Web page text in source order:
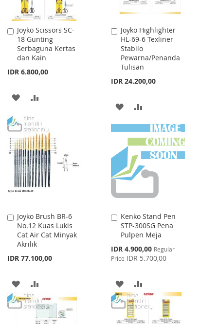
Joyko Scissors SC-
18 Gunting
Serbaguna Kertas
dan Kain
IDR 6.800,00
Add
to
Cart
ADD
WISH
LIST
COMPARE
Joyko Highlighter
HL-69-6 Texliner
Stabilo
Pewarna/Penanda
Tulisan
IDR 24.200,00
Add
to
Cart
ADD
TO
WISH
LIST
TO
COMPARE
Joyko Brush BR-6
No.12 Kuas Lukis
Cat Air Cat Minyak
Akrilik
IDR 77.100,00
Add
to
Cart
ADD
TO
WISH
TO
COMPARE
Kenko Stand Pen
STP-300SG Pena
Pulpen Meja
Special
Price
IDR 4.900,00 Regular
Price IDR 5.700,00
Add
to
Cart
ADD
TO
WISH
TO
COMPARE